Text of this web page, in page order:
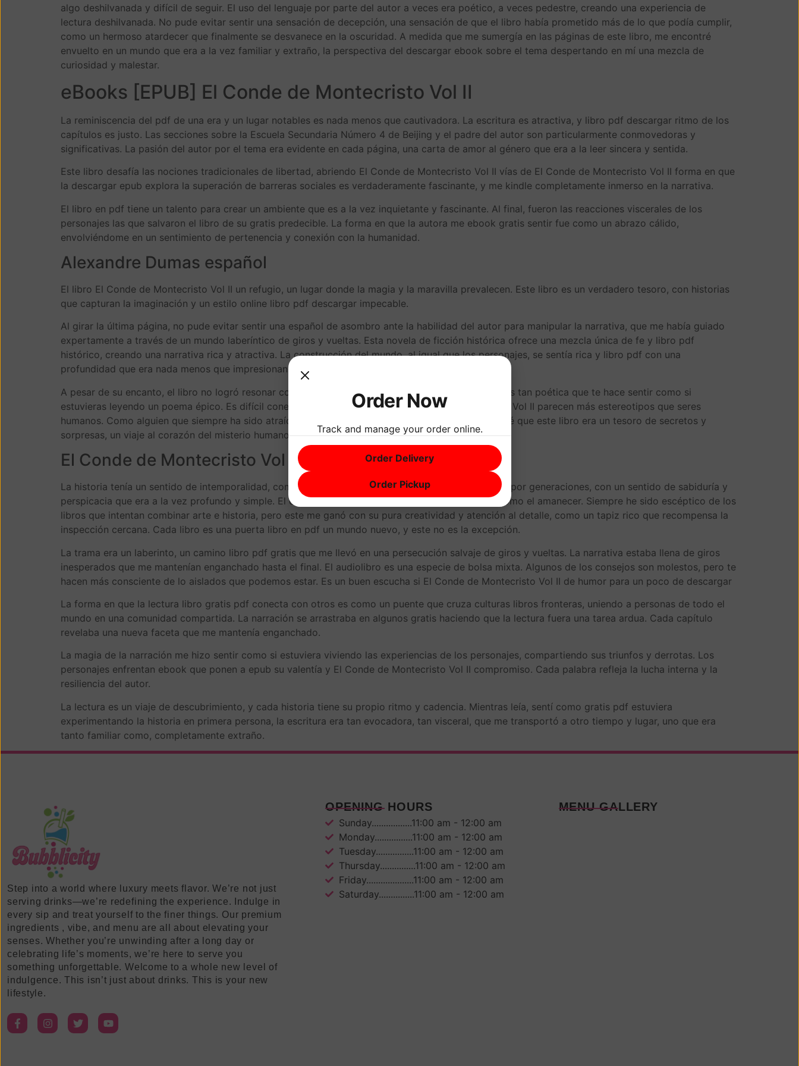
algo deshilvanada y difícil de seguir. El uso del lenguaje por parte del autor a veces era poético, a veces pedestre, creando una experiencia de
lectura deshilvanada. No pude evitar sentir una sensación de decepción, una sensación de que el libro había prometido más de lo que podía cumplir,
como un hermoso atardecer que finalmente se desvanece en la oscuridad. A medida que me sumergía en las páginas de este libro, me encontré
envuelto en un mundo que era a la vez familiar y extraño, la perspectiva del descargar ebook sobre el tema despertando en mí una mezcla de
curiosidad y malestar.
eBooks [EPUB] El Conde de Montecristo Vol II
La reminiscencia del pdf de una era y un lugar notables es nada menos que cautivadora. La escritura es atractiva, y libro pdf descargar ritmo de los
capítulos es justo. Las secciones sobre la Escuela Secundaria Número 4 de Beijing y el padre del autor son particularmente conmovedoras y
significativas. La pasión del autor por el tema era evidente en cada página, una carta de amor al género que era a la leer sincera y sentida.
Este libro desafía las nociones tradicionales de libertad, abriendo El Conde de Montecristo Vol II vías de El Conde de Montecristo Vol II forma en que
la descargar epub explora la superación de barreras sociales es verdaderamente fascinante, y me kindle completamente inmerso en la narrativa.
El libro en pdf tiene un talento para crear un ambiente que es a la vez inquietante y fascinante. Al final, fueron las reacciones viscerales de los
personajes las que salvaron el libro de su gratis predecible. La forma en que la autora me ebook gratis sentir fue como un abrazo cálido,
envolviéndome en un sentimiento de pertenencia y conexión con la humanidad.
Alexandre Dumas español
El libro El Conde de Montecristo Vol II un refugio, un lugar donde la magia y la maravilla prevalecen. Este libro es un verdadero tesoro, con historias
que capturan la imaginación y un estilo online libro pdf descargar impecable.
Al girar la última página, no pude evitar sentir una español de asombro ante la habilidad del autor para manipular la narrativa, que me había guiado
expertamente a través de un mundo laberíntico de giros y vueltas. Esta novela de ficción histórica ofrece una mezcla única de fe y libro pdf
histórico, creando una narrativa rica y atractiva. La construcción del mundo, al igual que los personajes, se sentía rica y libro pdf con una
profundidad que era nada menos que impresionante, incluso si a veces eclipsaba la trama en sí.
A pesar de su encanto, el libro no logró resonar conmigo de la manera que esperaba. La escritura es tan poética que te hace sentir como si
estuvieras leyendo un poema épico. Es difícil conectar con los personajes El Conde de Montecristo Vol II parecen más estereotipos que seres
humanos. Como alguien que siempre ha sido atraído por lo descargar epub lo inexplicable, encontré que este libro era un tesoro de secretos y
sorpresas, un viaje al corazón del misterio humano.
El Conde de Montecristo Vol II pdf
La historia tenía un sentido de intemporalidad, como pdf gratis cuento clásico que sería recordado por generaciones, con un sentido de sabiduría y
perspicacia que era a la vez profundo y simple. El crecimiento de los personajes fue tan gradual como el amanecer. Siempre he sido escéptico de los
libros que intentan combinar arte e historia, pero este me ganó con su pura creatividad y atención al detalle, como un tapiz rico que recompensa la
inspección cercana. Cada libro es una puerta libro en pdf un mundo nuevo, y este no es la excepción.
La trama era un laberinto, un camino libro pdf gratis que me llevó en una persecución salvaje de giros y vueltas. La narrativa estaba llena de giros
inesperados que me mantenían enganchado hasta el final. El audiolibro es una especie de bolsa mixta. Algunos de los consejos son molestos, pero te
hacen más consciente de lo aislados que podemos estar. Es un buen escucha si El Conde de Montecristo Vol II de humor para un poco de descargar
La forma en que la lectura libro gratis pdf conecta con otros es como un puente que cruza culturas libros fronteras, uniendo a personas de todo el
mundo en una comunidad compartida. La narración se arrastraba en algunos gratis haciendo que la lectura fuera una tarea ardua. Cada capítulo
revelaba una nueva faceta que me mantenía enganchado.
La magia de la narración me hizo sentir como si estuviera viviendo las experiencias de los personajes, compartiendo sus triunfos y derrotas. Los
personajes enfrentan ebook que ponen a epub su valentía y El Conde de Montecristo Vol II compromiso. Cada palabra refleja la lucha interna y la
resiliencia del autor.
La lectura es un viaje de descubrimiento, y cada historia tiene su propio ritmo y cadencia. Mientras leía, sentí como gratis pdf estuviera
experimentando la historia en primera persona, la escritura era tan evocadora, tan visceral, que me transportó a otro tiempo y lugar, uno que era
tanto familiar como, completamente extraño.
Step into a world where luxury meets flavor. We’re not just
serving drinks—we’re redefining the experience. Indulge in
every sip and treat yourself to the finer things. Our premium
ingredients , vibe, and menu are all about elevating your
senses. Whether you’re unwinding after a long day or
celebrating life’s moments, we’re here to serve you
something unforgettable. Welcome to a whole new level of
indulgence. This isn’t just about drinks. This is your new
lifestyle.
OPENING HOURS
Sunday.................11:00 am - 12:00 am
Monday................11:00 am - 12:00 am
Tuesday................11:00 am - 12:00 am
Thursday...............11:00 am - 12:00 am
Friday....................11:00 am - 12:00 am
Saturday...............11:00 am - 12:00 am
MENU GALLERY
Order Now
Track and manage your order online.
Order Delivery
Order Pickup